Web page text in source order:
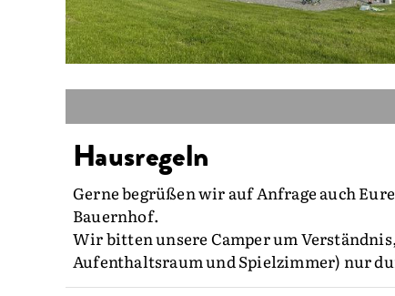
Hausregeln
Gerne begrüßen wir auf Anfrage auch
Bauernhof.
Wir bitten unsere Camper um
Aufenthaltsraum und Spielzimmer) nur